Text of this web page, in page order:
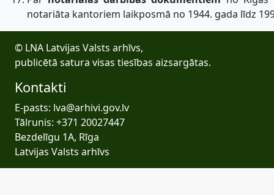
notariāta kantoriem laikposmā no 1944. gada līdz
© LNA Latvijas Valsts arhīvs,
publicētā satura visas tiesības aizsargātas.
Kontakti
E-pasts: lva@arhivi.gov.lv
Tālrunis: +371 20027447
Bezdelīgu 1A, Rīga
Latvijas Valsts arhīvs